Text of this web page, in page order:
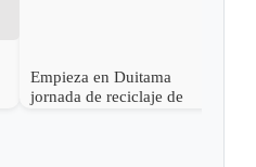
Empieza en Duitama
jornada de reciclaje de